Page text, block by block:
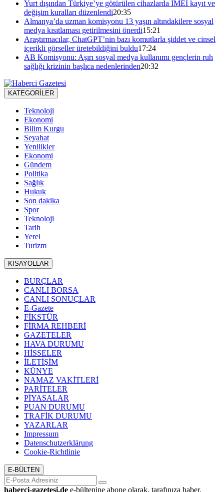
Yurt dışından Türkiye’ye götürülen cihazlarda IMEI kayıt ve
değişim kuralları düzenlendi20:35
Almanya’da uzman komisyonu 13 yaşın altındakilere sosyal
medya kısıtlaması getirilmesini önerdi15:21
Araştırmacılar, ChatGPT’nin bazı komutlarla şiddet ve cinsel
içerikli görseller üretebildiğini buldu17:24
AB Komisyonu: Aşırı sosyal medya kullanımı gençlerin ruh
sağlığı krizinin başlıca nedenlerinden20:32
KATEGORİLER
Teknoloji
Ekonomi
Bilim Kurgu
Seyahat
Yenilikler
Ekonomi
Gündem
Politika
Sağlık
Hukuk
Son dakika
Spor
Teknoloji
Tarih
Yerel
Turizm
KISAYOLLAR
BURÇLAR
CANLI BORSA
CANLI SONUÇLAR
E-Gazete
FİKSTÜR
FİRMA REHBERİ
GAZETELER
HAVA DURUMU
HİSSELER
İLETİŞİM
KÜNYE
NAMAZ VAKİTLERİ
PARİTELER
PİYASALAR
PUAN DURUMU
TRAFİK DURUMU
YAZARLAR
Impressum
Datenschutzerklärung
Cookie-Richtlinie
E-BÜLTEN
haberci-gazetesi.de e-bültenine abone olarak, tarafınıza haber,